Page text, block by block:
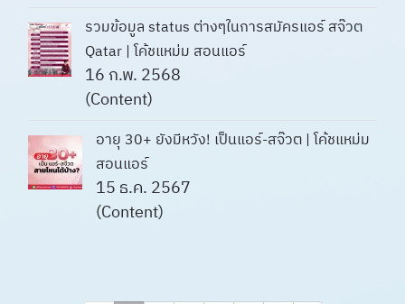
รวมข้อมูล status ต่างๆในการสมัครแอร์ สจ๊วต
Qatar | โค้ชแหม่ม สอนแอร์
16 ก.พ. 2568
(Content)
อายุ 30+ ยังมีหวัง! เป็นแอร์-สจ๊วต | โค้ชแหม่ม
สอนแอร์
15 ธ.ค. 2567
(Content)